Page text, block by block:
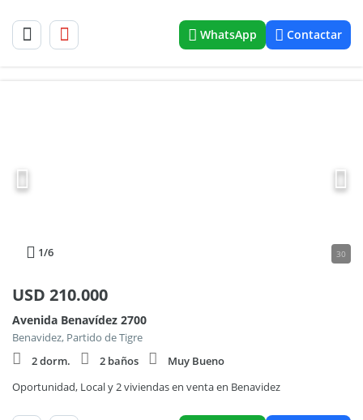
WhatsApp Contactar
1/6 30
USD 210.000
Avenida Benavídez 2700
Benavidez, Partido de Tigre
2 dorm.
2 baños
Muy Bueno
Oportunidad, Local y 2 viviendas en venta en Benavidez